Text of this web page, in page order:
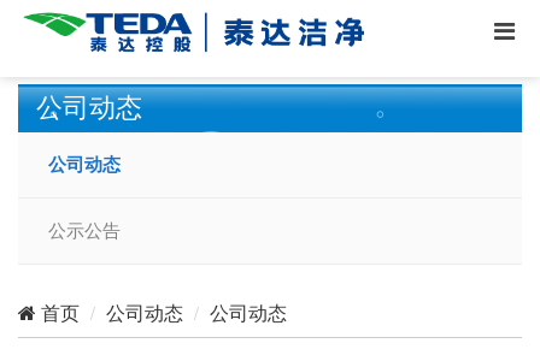
公司动态
公司动态
公示公告
首页 公司动态 公司动态